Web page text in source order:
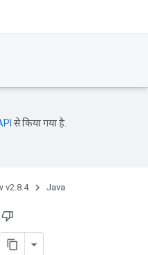
से किया गया है.
v2.8.4 Java